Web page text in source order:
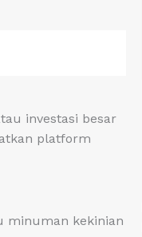
investasi besar
platform
minuman kekinian